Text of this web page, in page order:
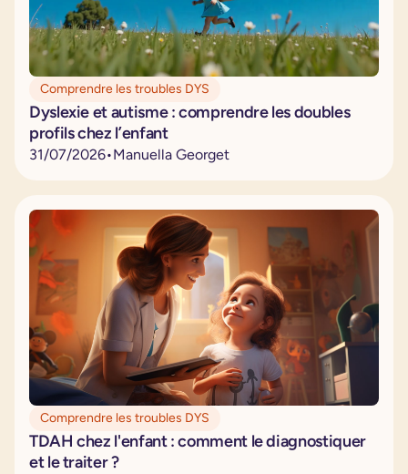
Comprendre les troubles DYS
Dyslexie et autisme : comprendre les doubles
profils chez l’enfant
31/07/2026•Manuella Georget
Comprendre les troubles DYS
TDAH chez l'enfant : comment le diagnostiquer
et le traiter ?